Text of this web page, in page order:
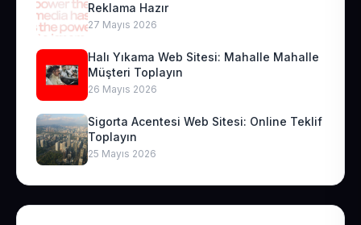
Reklama Hazır
27 Mayıs 2026
Halı Yıkama Web Sitesi: Mahalle Mahalle
Müşteri Toplayın
26 Mayıs 2026
Sigorta Acentesi Web Sitesi: Online Teklif
Toplayın
25 Mayıs 2026